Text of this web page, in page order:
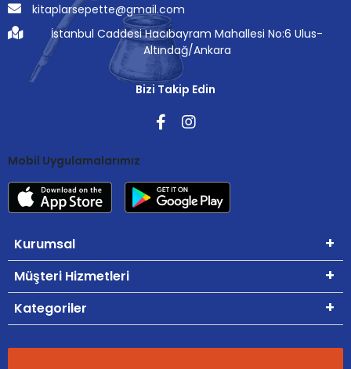
kitaplarsepette@gmail.com
İstanbul Caddesi Hacıbayram Mahallesi No:6 Ulus-
Altındağ/Ankara
Bizi Takip Edin
Mobil Uygulamalarımız
Kurumsal
Müşteri Hizmetleri
Kategoriler